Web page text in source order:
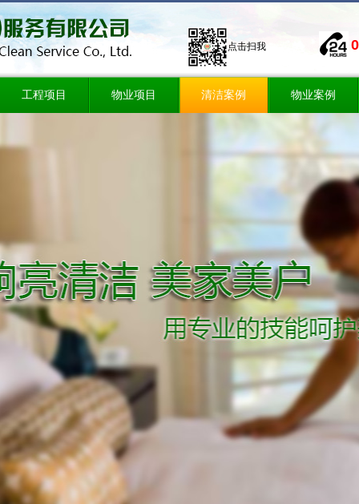
点击扫我
工程项目 物业项目 清洁案例 物业案例